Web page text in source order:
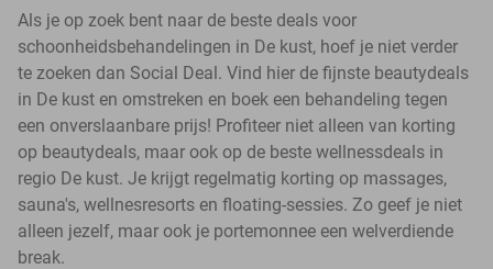
Als je op zoek bent naar de beste deals voor
schoonheidsbehandelingen in De kust, hoef je niet verder
te zoeken dan Social Deal. Vind hier de fijnste beautydeals
in De kust en omstreken en boek een behandeling tegen
een onverslaanbare prijs! Profiteer niet alleen van korting
op beautydeals, maar ook op de beste wellnessdeals in
regio De kust. Je krijgt regelmatig korting op massages,
sauna's, wellnesresorts en floating-sessies. Zo geef je niet
alleen jezelf, maar ook je portemonnee een welverdiende
break.